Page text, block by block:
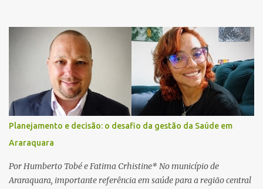
veículo, o trânsito estava lento e congestionado devido a obras
realizadas na rodovia, momento em que ocorreu o impacto. Com
a violência da colisão, o motociclista foi arremessado ao solo.
Testemunhas relataram que o capacete teria se desprendido
durante o acidente. O jovem sofreu ferimentos gravíssimos e
morreu ainda no local. Equipes de resgate e de atendimento da
concessionária responsável pela rodovia foram acionadas e
realizaram a sinalização da via, além de prestarem socorro à
vítima. No entanto, o óbito foi constatado ainda no local do
acidente. A Polícia Militar Rodoviária compareceu para o registro
da ocorrência...
Planejamento e decisão: o desafio da gestão da Saúde em
Araraquara
Por Humberto Tobé e Fatima Crhistine* No município de
Araraquara, importante referência em saúde para a região central